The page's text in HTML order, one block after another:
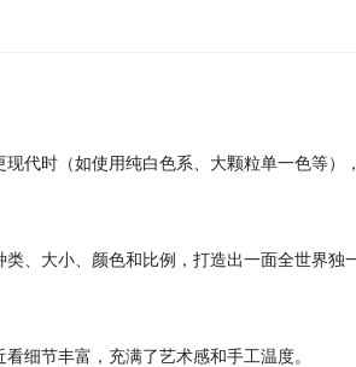
代时（如使用纯白色系、大颗粒单一色等）
、大小、颜色和比例，打造出一面全世界独
细节丰富，充满了艺术感和手工温度。